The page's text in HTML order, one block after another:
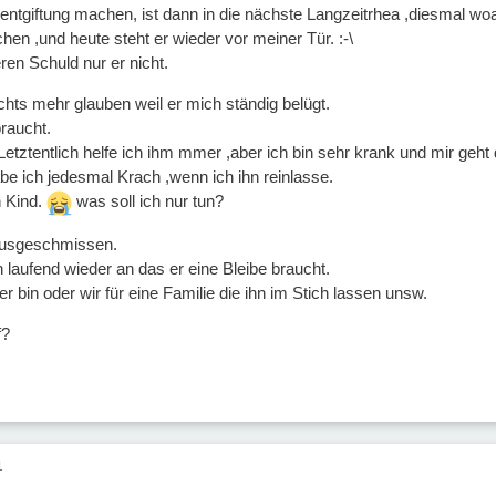
machen, ist dann in die nächste Langzeitrhea ,diesmal
,und heute steht er wieder vor meiner Tür. :-\
Schuld nur er nicht.
mehr glauben weil er mich ständig belügt.
helfe ich ihm mmer ,aber ich bin sehr krank und mir geht
ich jedesmal Krach ,wenn ich ihn reinlasse.
Kind.
was soll ich nur tun?
wieder an das er eine Bleibe braucht.
bin oder wir für eine Familie die ihn im Stich lassen unsw.